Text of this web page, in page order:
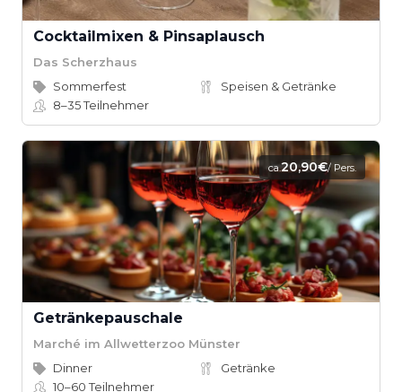
Cocktailmixen & Pinsaplausch
Das Scherzhaus
Sommerfest
Speisen & Getränke
8–35Teilnehmer
ca.20,90€/ Pers.
Getränkepauschale
Marché im Allwetterzoo Münster
Dinner
Getränke
10–60Teilnehmer